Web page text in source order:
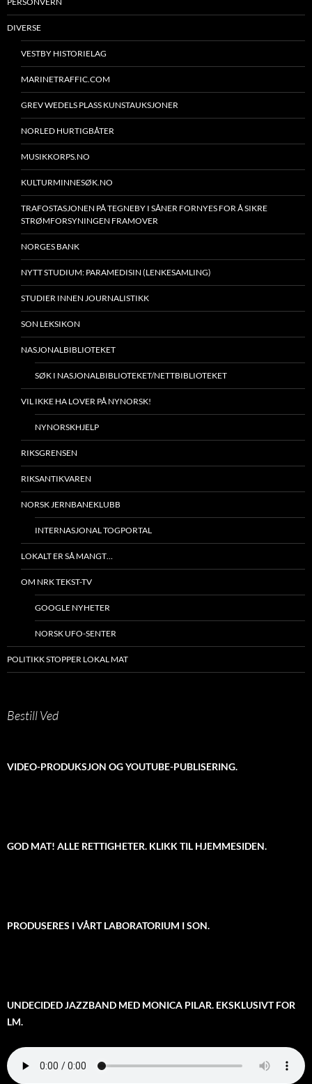
DIVERSE
VESTBY HISTORIELAG
MARINETRAFFIC.COM
GREV WEDELS PLASS KUNSTAUKSJONER
NORLED HURTIGBÅTER
MUSIKKORPS.NO
KULTURMINNESØK.NO
TRAFOSTASJONEN PÅ TEGNEBY I SÅNER FORNYES FOR Å SIKRE
STRØMFORSYNINGEN FRAMOVER
NORGES BANK
NYTT STUDIUM: PARAMEDISIN (LENKESAMLING)
STUDIER INNEN JOURNALISTIKK
SON LEKSIKON
NASJONALBIBLIOTEKET
SØK I NASJONALBIBLIOTEKET/NETTBIBLIOTEKET
VIL IKKE HA LOVER PÅ NYNORSK!
NYNORSKHJELP
RIKSGRENSEN
RIKSANTIKVAREN
NORSK JERNBANEKLUBB
INTERNASJONAL TOGPORTAL
LOKALT ER SÅ MANGT…
OM NRK TEKST-TV
GOOGLE NYHETER
NORSK UFO-SENTER
POLITIKK STOPPER LOKAL MAT
Bestill Ved
VIDEO-PRODUKSJON OG YOUTUBE-PUBLISERING.
GOD MAT! ALLE RETTIGHETER. KLIKK TIL HJEMMESIDEN.
PRODUSERES I VÅRT LABORATORIUM I SON.
UNDECIDED JAZZBAND MED MONICA PILAR. EKSKLUSIVT FOR
LM.